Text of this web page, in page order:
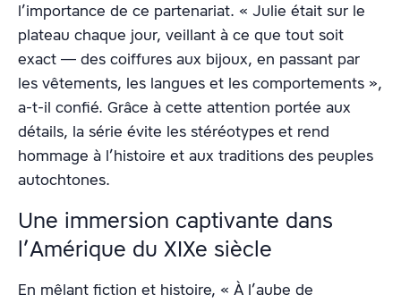
l’importance de ce partenariat. « Julie était sur le
plateau chaque jour, veillant à ce que tout soit
exact — des coiffures aux bijoux, en passant par
les vêtements, les langues et les comportements »,
a-t-il confié. Grâce à cette attention portée aux
détails, la série évite les stéréotypes et rend
hommage à l’histoire et aux traditions des peuples
autochtones.
Une immersion captivante dans
l’Amérique du XIXe siècle
En mêlant fiction et histoire, « À l’aube de